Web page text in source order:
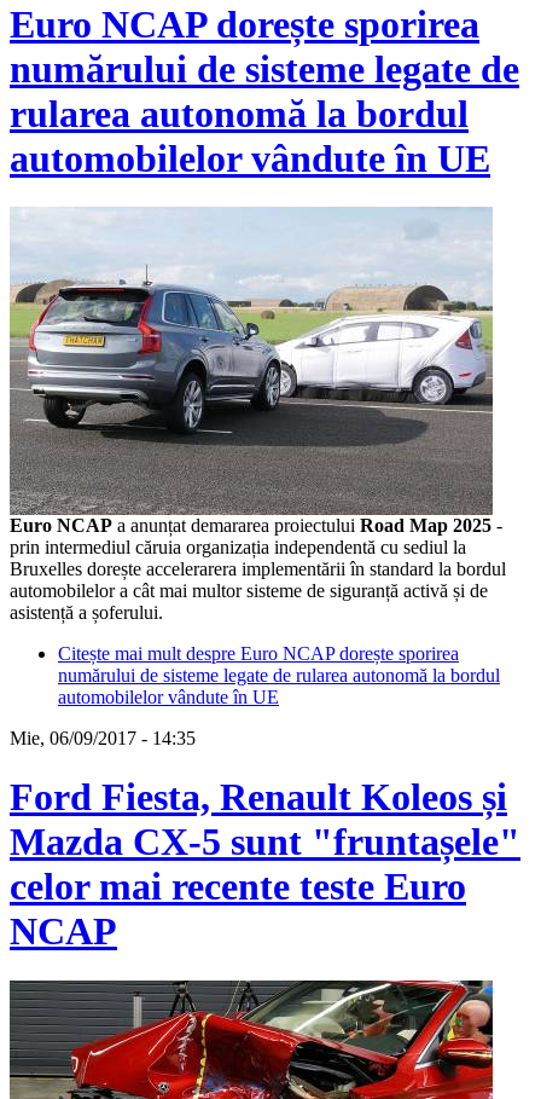
Euro NCAP dorește sporirea
numărului de sisteme legate de
rularea autonomă la bordul
automobilelor vândute în UE
Euro NCAP a anunțat demararea proiectului Road Map 2025 -
prin intermediul căruia organizația independentă cu sediul la
Bruxelles dorește accelerarera implementării în standard la bordul
automobilelor a cât mai multor sisteme de siguranță activă și de
asistență a șoferului.
Citește mai mult despre Euro NCAP dorește sporirea
numărului de sisteme legate de rularea autonomă la bordul
automobilelor vândute în UE
Mie, 06/09/2017 - 14:35
Ford Fiesta, Renault Koleos și
Mazda CX-5 sunt "fruntașele"
celor mai recente teste Euro
NCAP